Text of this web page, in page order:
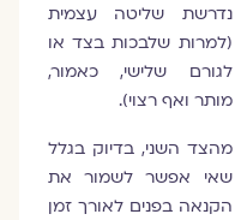
נדרשת שליטה עצמית
(למרות שלבכות בצד או
לגורם שלישי, כאמור,
מותר ואף רצוי).
מהצד השני, בדיוק בגלל
שאי אפשר לשמור את
הקנאה בפנים לאורך זמן